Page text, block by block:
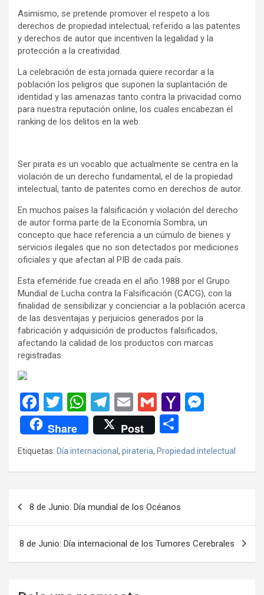
Asimismo, se pretende promover el respeto a los
derechos de propiedad intelectual, referido a las patentes
y derechos de autor que incentiven la legalidad y la
protección a la creatividad.
La celebración de esta jornada quiere recordar a la
población los peligros que suponen la suplantación de
identidad y las amenazas tanto contra la privacidad como
para nuestra reputación online, los cuales encabezan el
ranking de los delitos en la web.
Ser pirata es un vocablo que actualmente se centra en la
violación de un derecho fundamental, el de la propiedad
intelectual, tanto de patentes como en derechos de autor.
En muchos países la falsificación y violación del derecho
de autor forma parte de la Economía Sombra, un
concepto que hace referencia a un cúmulo de bienes y
servicios ilegales que no son detectados por mediciones
oficiales y que afectan al PIB de cada país.
Esta efeméride fue creada en el año 1988 por el Grupo
Mundial de Lucha contra la Falsificación (CACG), con la
finalidad de sensibilizar y concienciar a la población acerca
de las desventajas y perjuicios generados por la
fabricación y adquisición de productos falsificados,
afectando la calidad de los productos con marcas
registradas.
F
a
ce
b
o
k
T
wi
tt
er
W
h
at
s
A
p
T
el
e
gr
a
E
m
ail
G
m
ail
Y
o
o
n
g
Share Post
o
m
ar
Etiquetas: Día internacional , pirateria, Propiedad intelectual
entradas
8 de Junio: Día mundial de los Océanos
8 de Junio: Día internacional de los Tumores Cerebrales